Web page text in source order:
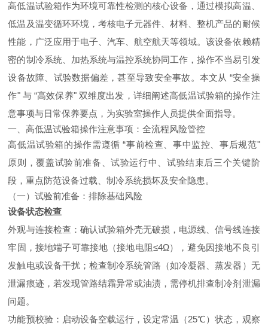
高低温试验箱作为环境可靠性检测的核心设备，通过模拟高温、
低温及温变循环环境，考核电子元器件、材料、整机产品的耐候
性能，广泛应用于电子、汽车、航空航天等领域。该设备依赖精
密的制冷系统、加热系统与温控系统协同工作，操作不当易引发
设备故障、试验数据偏差，甚至导致安全事故。本文从 “安全操
作" 与 “高效保养" 双维度出发，详细阐述高低温试验箱的操作注
意事项与日常保养要点，为实验室操作人员提供全面指导。
一、高低温试验箱操作注意事项：全流程风险管控
高低温试验箱的操作需遵循 “事前检查、事中监控、事后规范"
原则，覆盖试验前准备、试验运行中、试验结束后三个关键阶
段，重点防范设备过载、制冷系统损坏及安全隐患。
（一）试验前准备：排除基础风险
设备状态检查
外观与连接检查：确认试验箱外壳无破损，电源线、信号线连接
牢固，接地端子可靠接地（接地电阻≤4Ω），避免因接地不良引
发触电或设备干扰；检查制冷系统管路（如冷凝器、蒸发器）无
泄漏痕迹，若发现管路结霜异常或油渍，需停机排查制冷剂泄漏
问题。
功能预校验：启动设备空载运行，设定常温（25℃）状态，观察